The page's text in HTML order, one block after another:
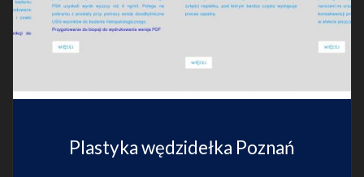
Plastyka wędzidełka Poznań